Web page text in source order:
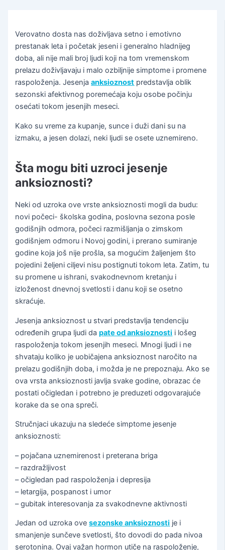
Verovatno dosta nas doživljava setno i emotivno
prestanak leta i početak jeseni i generalno hladnijeg
doba, ali nije mali broj ljudi koji na tom vremenskom
prelazu doživljavaju i malo ozbiljnije simptome i promene
raspoloženja. Jesenjaanksioznost predstavlja oblik
sezonski afektivnog poremećaja koju osobe počinju
osećati tokom jesenjih meseci.
Kako su vreme za kupanje, sunce i duži dani su na
izmaku, a jesen dolazi, neki ljudi se osete uznemireno.
Šta mogu biti uzroci jesenje
anksioznosti?
Neki od uzroka ove vrste anksioznosti mogli da budu:
novi počeci- školska godina, poslovna sezona posle
godišnjih odmora, počeci razmišljanja o zimskom
godišnjem odmoru i Novoj godini, i prerano sumiranje
godine koja još nije prošla, sa mogućim žaljenjem što
pojedini željeni ciljevi nisu postignuti tokom leta. Zatim, tu
su promene u ishrani, svakodnevnom kretanju i
izloženost dnevnoj svetlosti i danu koji se osetno
skraćuje.
Jesenja anksioznost u stvari predstavlja tendenciju
određenih grupa ljudi dapate od anksioznosti i lošeg
raspoloženja tokom jesenjih meseci. Mnogi ljudi i ne
shvataju koliko je uobičajena anksioznost naročito na
prelazu godišnjih doba, i možda je ne prepoznaju. Ako se
ova vrsta anksioznosti javlja svake godine, obrazac će
postati očigledan i potrebno je preduzeti odgovarajuće
korake da se ona spreči.
Stručnjaci ukazuju na sledeće simptome jesenje
anksioznosti:
– pojačana uznemirenost i preterana briga
– razdražljivost
– očigledan pad raspoloženja i depresija
– letargija, pospanost i umor
– gubitak interesovanja za svakodnevne aktivnosti
Jedan od uzroka ovesezonske anksioznosti je i
smanjenje sunčeve svetlosti, što dovodi do pada nivoa
serotonina. Ovaj važan hormon utiče na raspoloženje,